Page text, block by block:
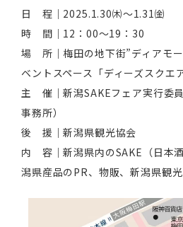
日 程｜2025.1.30㈭～1.31㈮
時 間｜12：00～19：30
場 所｜梅田の地下街”ディアモ
ベントスペース「ディーズスクエア
主 催｜新潟SAKEフェア実行委
事務所）
後 援｜新潟県観光協会
内 容｜新潟県内のSAKE（日本
潟県産品のPR、物販、新潟県観